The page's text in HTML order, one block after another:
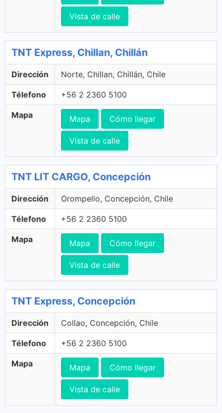
Vista de calle
TNT Express, Chillan, Chillán
Dirección Norte, Chillan, Chillán, Chile
Télefono +56 2 2360 5100
Mapa Mapa Cómo llegar
Vista de calle
TNT LIT CARGO, Concepción
Dirección Orompello, Concepción, Chile
Télefono +56 2 2360 5100
Mapa Mapa Cómo llegar
Vista de calle
TNT Express, Concepción
Dirección Collao, Concepción, Chile
Télefono +56 2 2360 5100
Mapa Mapa Cómo llegar
Vista de calle